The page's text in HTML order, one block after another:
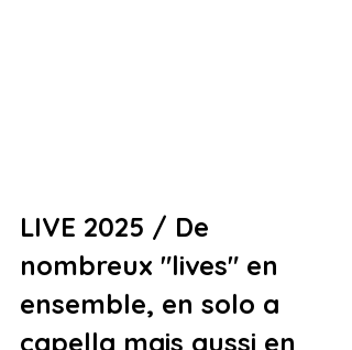
LIVE 2025 / De
nombreux "lives" en
ensemble, en solo a
capella mais aussi en